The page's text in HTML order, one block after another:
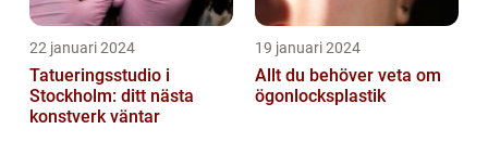
22 januari 2024
Tatueringsstudio i
Stockholm: ditt nästa
konstverk väntar
19 januari 2024
Allt du behöver veta om
ögonlocksplastik